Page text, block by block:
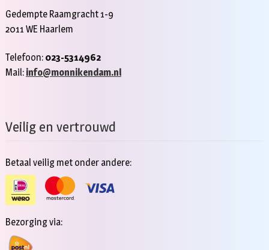
Gedempte Raamgracht 1-9
2011 WE Haarlem
Telefoon: 023-5314962
Mail: info@monnikendam.nl
Veilig en vertrouwd
Betaal veilig met onder andere:
Bezorging via: